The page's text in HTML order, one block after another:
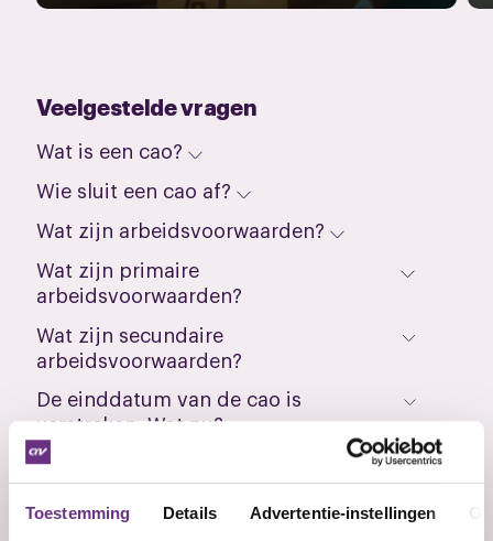
Toestemming Details Advertentie-instellingen
Veelgestelde vragen
Wat is een cao?
Wie sluit een cao af?
Wat zijn arbeidsvoorwaarden?
Wat zijn primaire
arbeidsvoorwaarden?
Wat zijn secundaire
arbeidsvoorwaarden?
De einddatum van de cao is
verstreken. Wat nu?
De oude cao is verlopen en er is een
nieuwe cao. Geldt die al?